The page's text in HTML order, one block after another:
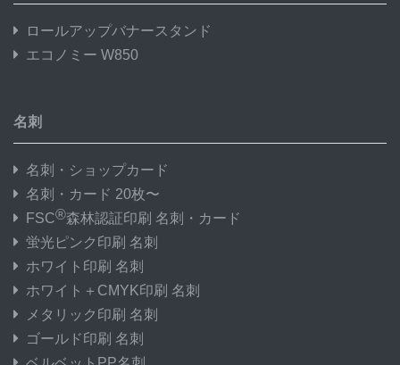
ロールアップバナースタンド
エコノミー W850
名刺
名刺・ショップカード
名刺・カード 20枚〜
FSC®森林認証印刷 名刺・カード
蛍光ピンク印刷 名刺
ホワイト印刷 名刺
ホワイト＋CMYK印刷 名刺
メタリック印刷 名刺
ゴールド印刷 名刺